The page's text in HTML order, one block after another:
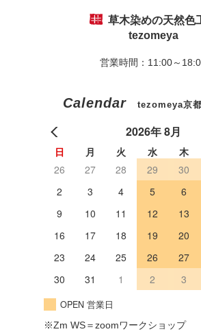
草木染めの天然色
tezomeya
営業時間：11:00～
Calendar tezomeya京
2026年 8月
日 月 火 水 木
26
27 28 29 30
2
3 4 5 6
9
10 11 12 13
16
17 18 19 20
23
24 25 26 27
30
31 1 2 3
OPEN 営業日
※Zm WS＝zoomワークショップ